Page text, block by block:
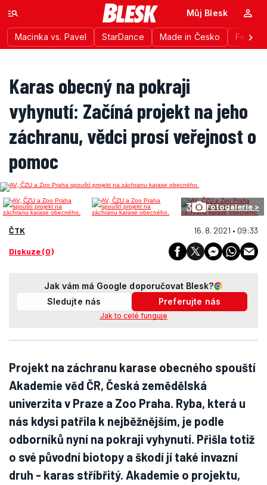
Macinka vs. Pavel StarDance Made in Česko
Můj Blesk
Karas obecný na pokraji
vyhynutí: Začíná projekt na jeho
záchranu, vědci prosí veřejnost o
pomoc
3 Fotogalerie >
ČTK 16. 8. 2021 • 09:33
Diskuze (0)
Jak vám má Google doporučovat Blesk?
Sledujte nás
Preferujte nás
Jak to celé funguje
Projekt na záchranu karase obecného spouští
Akademie věd ČR, Česká zemědělská
univerzita v Praze a Zoo Praha. Ryba, která u
nás kdysi patřila k nejběžnějším, je podle
odborníků nyní na pokraji vyhynutí. Přišla totiž
o své původní biotopy a škodí jí také invazní
druh - karas stříbřitý. Akademie o projektu,